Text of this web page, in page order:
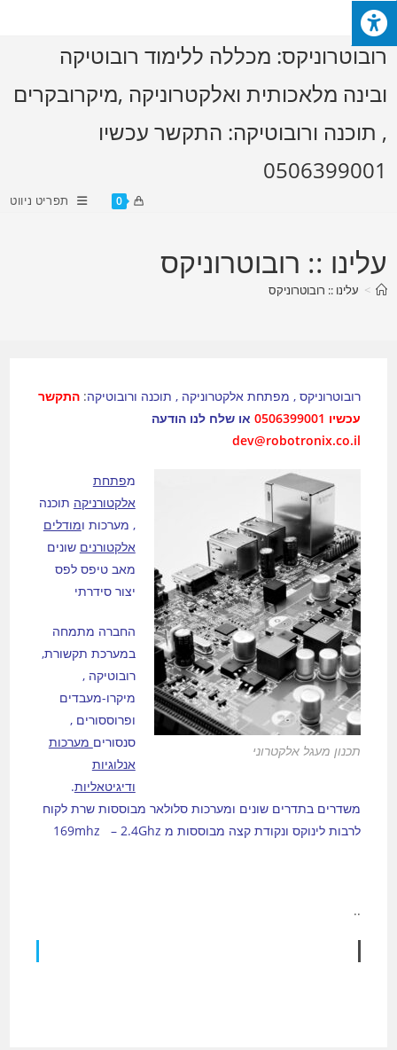
Skip
to
content
רובוטרוניקס: מכללה ללימוד רובוטיקה
ובינה מלאכותית ואלקטרוניקה ,מיקרובקרים
, תוכנה ורובוטיקה: התקשר עכשיו
0506399001
0 תפריט ניווט
עלינו :: רובוטרוניקס
> עלינו :: רובוטרוניקס
רובוטרוניקס , מפתחת אלקטרוניקה , תוכנה ורובוטיקה:התקשר
עכשיו 0506399001
או שלח לנו הודעה
dev@robotronix.co.il
תכנון מעגל אלקטרוני
מפתחת
אלקטורניקה תוכנה
, מערכות ומודלים
אלקטורנים שונים
מאב טיפס לפס
יצור סידרתי
החברה מתמחה
במערכת תקשורת,
רובוטיקה ,
מיקרו-מעבדים
ופרוססורים ,
סנסורים מערכות
אנלוגיות
ודיגיטאליות.
משדרים בתדרים שונים ומערכות סלולאר מבוססות שרת לקוח
לרבות לינוקס ונקודת קצה מבוססות מ 169mhz – 2.4Ghz
..